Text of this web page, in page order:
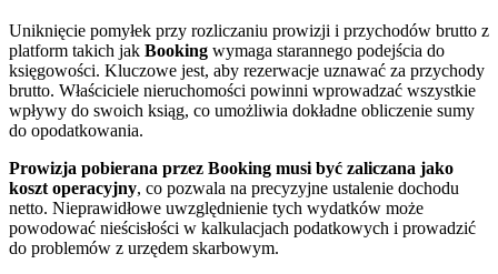
Uniknięcie pomyłek przy rozliczaniu prowizji i przychodów brutto z
platform takich jak Booking wymaga starannego podejścia do
księgowości. Kluczowe jest, aby rezerwacje uznawać za przychody
brutto. Właściciele nieruchomości powinni wprowadzać wszystkie
wpływy do swoich ksiąg, co umożliwia dokładne obliczenie sumy
do opodatkowania.
Prowizja pobierana przez Booking musi być zaliczana jako
koszt operacyjny, co pozwala na precyzyjne ustalenie dochodu
netto. Nieprawidłowe uwzględnienie tych wydatków może
powodować nieścisłości w kalkulacjach podatkowych i prowadzić
do problemów z urzędem skarbowym.